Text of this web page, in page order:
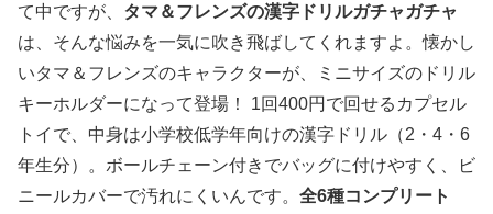
て中ですが、 タマ＆フレンズの漢字ドリルガチャガチャ
は、そんな悩みを一気に吹き飛ばしてくれますよ。懐かし
いタマ＆フレンズのキャラクターが、ミニサイズのドリル
キーホルダーになって登場！ 1回400円で回せるカプセル
トイで、中身は小学校低学年向けの漢字ドリル（2・4・6
年生分）。ボールチェーン付きでバッグに付けやすく、ビ
ニールカバーで汚れにくいんです。 全6種コンプリート